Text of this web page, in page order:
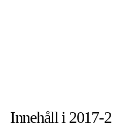
Innehåll i 2017-2